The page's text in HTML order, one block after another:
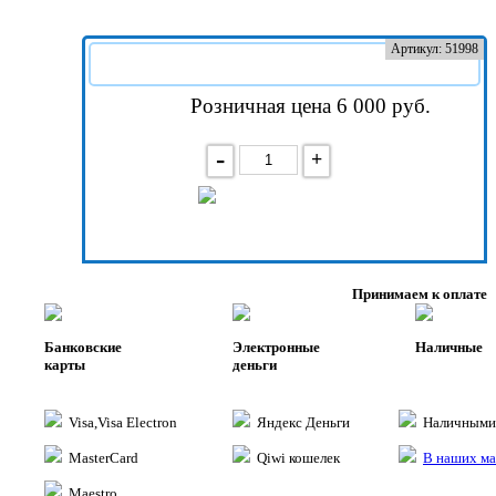
Артикул: 51998
Розничная цена 6 000 руб.
- +
Принимаем к оплате
Банковские
карты
Visa,Visa Electron
MasterCard
Электронные
деньги
Яндекс Деньги
Qiwi кошелек
Наличные
В наших